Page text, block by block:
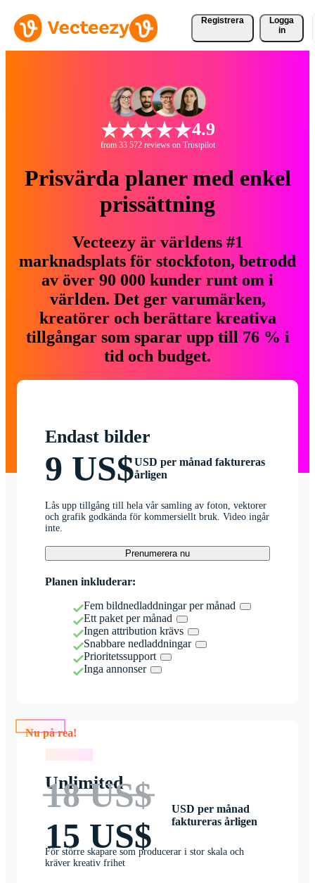
Registrera
Logga
in
4.9
from 33 572 reviews on Trustpilot
Prisvärda planer med enkel
prissättning
Vecteezy är världens #1
marknadsplats för stockfoton, betrodd
av över 90 000 kunder runt om i
världen. Det ger varumärken,
kreatörer och berättare kreativa
tillgångar som sparar upp till 76 % i
tid och budget.
Endast bilder
9 US$USD per månad faktureras
årligen
Lås upp tillgång till hela vår samling av foton, vektorer
och grafik godkända för kommersiellt bruk. Video ingår
inte.
Prenumerera nu
Planen inkluderar:
Fem bildnedladdningar per månad
Ett paket per månad
Ingen attribution krävs
Snabbare nedladdningar
Prioritetssupport
Inga annonser
Nu på rea!
Unlimited
18 US$
15 US$
USD per månad
faktureras årligen
För större skapare som producerar i stor skala och
kräver kreativ frihet